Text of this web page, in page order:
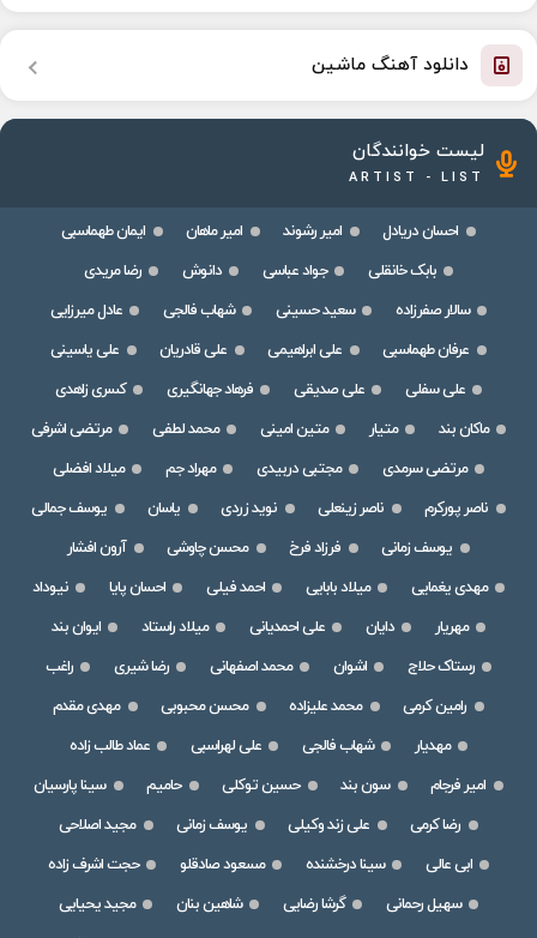
دانلود آهنگ ماشین
لیست خوانندگان
ARTIST - LIST
احسان دریادل امیر رشوند امیر ماهان
ایمان طهماسبی
بابک خانقلی
جواد عباسی دانوش
رضا مریدی
سالار صفرزاده
سعید حسینی شهاب فالجی
عادل میرزایی
عرفان طهماسبی
علی ابراهیمی علی قادریان
علی یاسینی
علی سفلی
علی صدیقی فرهاد جهانگیری
کسری زاهدی
ماکان بند
متیار متین امینی محمد لطفی
مرتضی اشرفی
مرتضی سرمدی
مجتبی دربیدی مهراد جم
میلاد افضلی
ناصر پورکرم
ناصر زینعلی نوید زردی یاسان
یوسف جمالی
یوسف زمانی
فرزاد فرخ محسن چاوشی
آرون افشار
مهدی یغمایی
میلاد بابایی احمد فیلی احسان پایا
نیوداد
مهریار
دایان علی احمدیانی میلاد راستاد
ایوان بند
رستاک حلاج
اشوان محمد اصفهانی رضا شیری
راغب
رامین کرمی
محمد علیزاده محسن محبوبی
مهدی مقدم
مهدیار
شهاب فالجی علی لهراسبی
عماد طالب زاده
امیر فرجام
سون بند حسین توکلی حامیم
سینا پارسیان
رضا کرمی
علی زند وکیلی یوسف زمانی
مجید اصلاحی
ابی عالی
سینا درخشنده مسعود صادقلو
حجت اشرف زاده
سهیل رحمانی
گرشا رضایی شاهین بنان
مجید یحیایی